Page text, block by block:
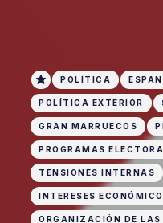
POLÍTICA
POLÍTICA EXTERIOR
GRAN MARRUECOS
PROGRAMAS
TENSIONES INTERNAS
INTERESES
ORGANIZACIÓN DE